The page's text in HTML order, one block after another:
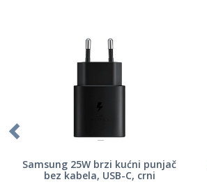
Samsung 25W brzi kućni punjač
bez kabela, USB-C, crni